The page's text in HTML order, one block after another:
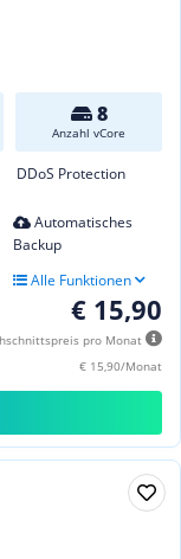
8
Anzahl vCore
DDoS Protection
Automatisches
Backup
Alle Funktionen
€ 15,90
pro Monat
€ 15,90/Monat